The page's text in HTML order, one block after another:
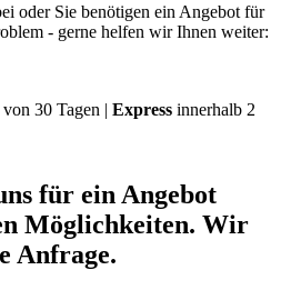
oder Sie benötigen ein Angebot für
- gerne helfen wir Ihnen weiter:
30 Tagen | Express innerhalb 2
für ein Angebot
Möglichkeiten. Wir
Anfrage.